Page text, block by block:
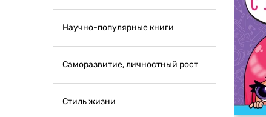
Научно-популярные книги
Саморазвитие, личностный рост
Стиль жизни